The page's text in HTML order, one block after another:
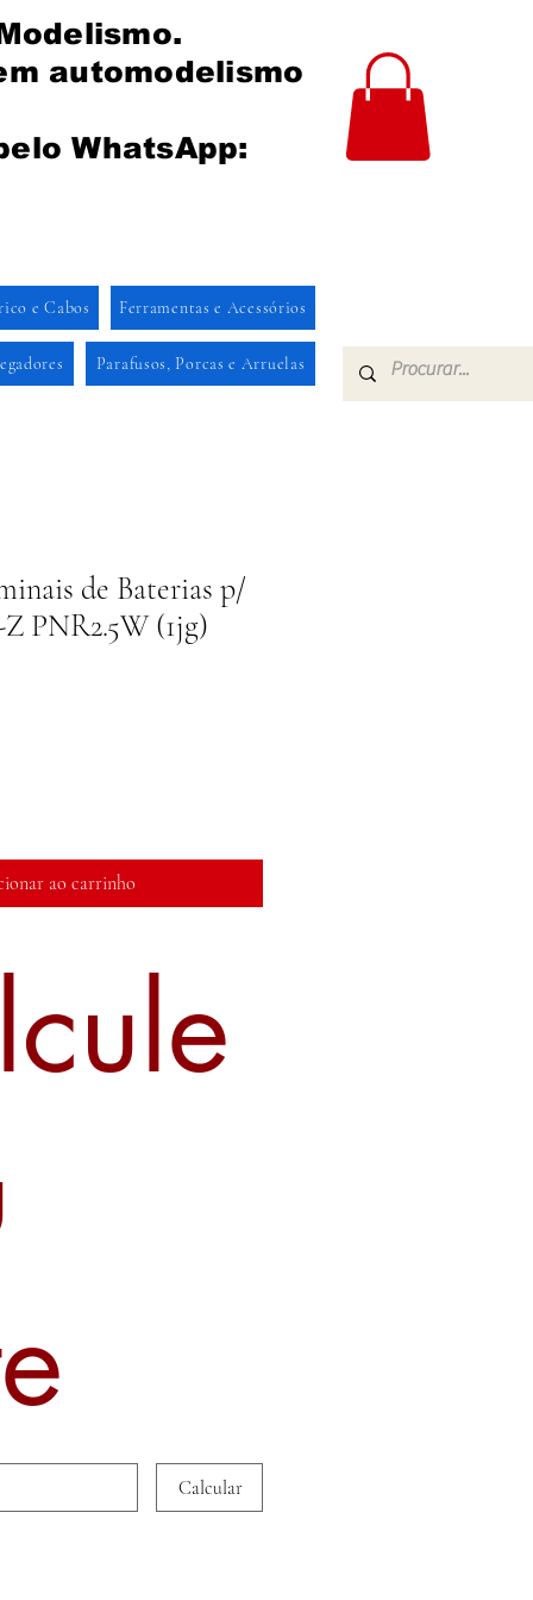
automodelismo
WhatsApp:
e Cabos Ferramentas e Acessórios
Parafusos, Porcas e Arruelas
de Baterias p/
PNR2.5W (1jg)
ao carrinho
Calcular